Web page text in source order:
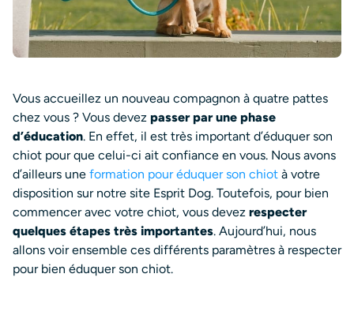
Vous accueillez un nouveau compagnon à quatre pattes
chez vous ? Vous devez passer par une phase
d’éducation. En effet, il est très important d’éduquer son
chiot pour que celui-ci ait confiance en vous. Nous avons
d’ailleurs une formation pour éduquer son chiot à votre
disposition sur notre site Esprit Dog. Toutefois, pour bien
commencer avec votre chiot, vous devez respecter
quelques étapes très importantes. Aujourd’hui, nous
allons voir ensemble ces différents paramètres à respecter
pour bien éduquer son chiot.